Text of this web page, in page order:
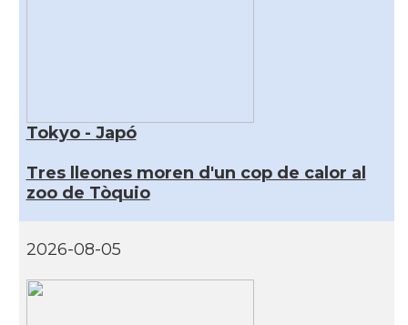
Tokyo - Japó
Tres lleones moren d'un cop de calor al
zoo de Tòquio
2026-08-05